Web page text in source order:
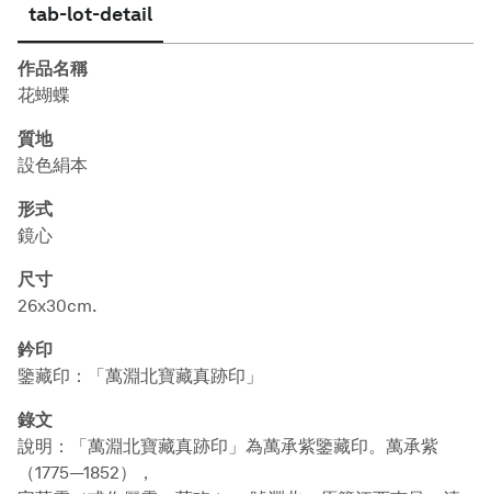
tab-lot-detail
作品名稱
花蝴蝶
質地
設色絹本
形式
鏡心
尺寸
26x30cm.
鈐印
鑒藏印：「萬淵北寶藏真跡印」
錄文
說明：「萬淵北寶藏真跡印」為萬承紫鑒藏印。萬承紫
（1775—1852），